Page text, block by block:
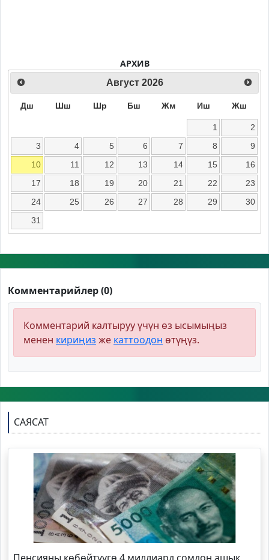
АРХИВ
Август 2026
Дш Шш Шр Бш Жм Иш Жш
1
2
3
4 5 6 7 8
9
10
11 12 13 14 15
16
17
18 19 20 21 22
23
24
25 26 27 28 29
30
31
Комментарийлер (0)
Комментарий калтыруу үчүн өз ысымыңыз
менен кириңиз же каттоодон өтүңүз.
САЯСАТ